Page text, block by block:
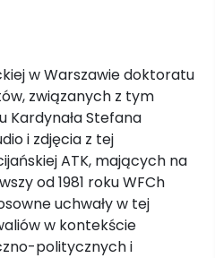
w Warszawie doktoratu
związanych z tym
Kardynała Stefana
i zdjęcia z tej
ATK, mających na
od 1981 roku WFCh
uchwały w tej
w kontekście
politycznych i